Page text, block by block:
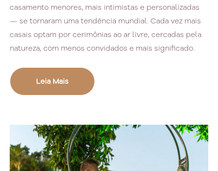
casamento menores, mais intimistas e personalizadas
— se tornaram uma tendência mundial. Cada vez mais
casais optam por cerimônias ao ar livre, cercadas pela
natureza, com menos convidados e mais significado.
Leia Mais